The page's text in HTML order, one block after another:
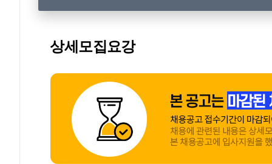
상세모집요강